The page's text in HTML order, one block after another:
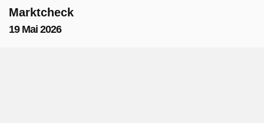
Marktcheck
19 Mai 2026